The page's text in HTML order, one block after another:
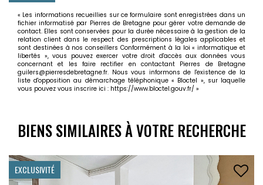
« Les informations recueillies sur ce formulaire sont enregistrées dans un
fichier informatisé par Pierres de Bretagne pour gérer votre demande de
contact. Elles sont conservées pour la durée nécessaire à la gestion de la
relation client dans le respect des prescriptions légales applicables et
sont destinées à nos conseillers Conformément à la loi « informatique et
libertés », vous pouvez exercer votre droit d'accès aux données vous
concernant et les faire rectifier en contactant Pierres de Bretagne
guilers@pierresdebretagne.fr. Nous vous informons de l'existence de la
liste d'opposition au démarchage téléphonique « Bloctel », sur laquelle
vous pouvez vous inscrire ici : https://www.bloctel.gouv.fr/ »
BIENS SIMILAIRES À VOTRE RECHERCHE
EXCLUSIVITÉ